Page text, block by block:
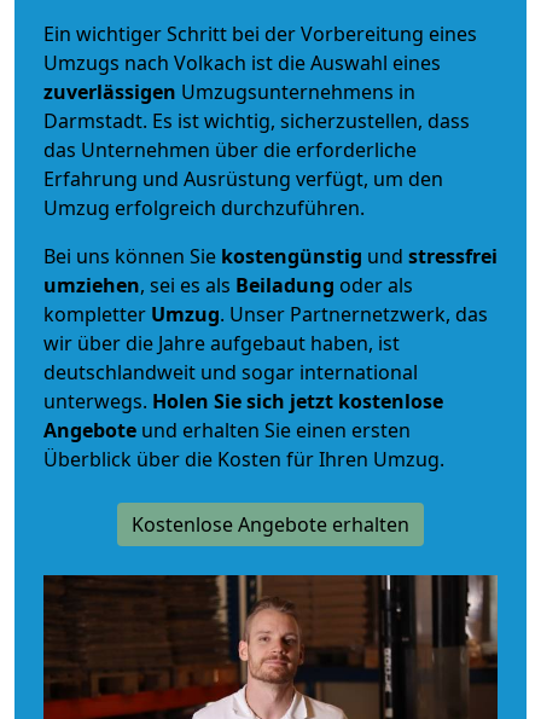
Ein wichtiger Schritt bei der Vorbereitung eines
Umzugs nach Volkach ist die Auswahl eines
zuverlässigen Umzugsunternehmens in
Darmstadt. Es ist wichtig, sicherzustellen, dass
das Unternehmen über die erforderliche
Erfahrung und Ausrüstung verfügt, um den
Umzug erfolgreich durchzuführen.
Bei uns können Sie kostengünstig und stressfrei
umziehen, sei es als Beiladung oder als
kompletter Umzug. Unser Partnernetzwerk, das
wir über die Jahre aufgebaut haben, ist
deutschlandweit und sogar international
unterwegs. Holen Sie sich jetzt kostenlose
Angebote und erhalten Sie einen ersten
Überblick über die Kosten für Ihren Umzug.
Kostenlose Angebote erhalten